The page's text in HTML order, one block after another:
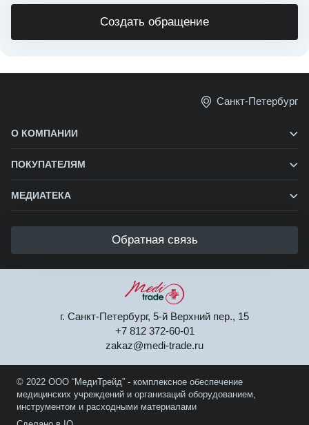
Создать обращение
Санкт-Петербург
О КОМПАНИИ
ПОКУПАТЕЛЯМ
МЕДИАТЕКА
Обратная связь
г. Санкт-Петербург, 5-й Верхний пер., 15
+7 812 372-60-01
zakaz@medi-trade.ru
© 2022 ООО “МедиТрейд” - комплексное обеспечение
медицинских учреждений и организаций оборудованием,
инструментом и расходными материалами